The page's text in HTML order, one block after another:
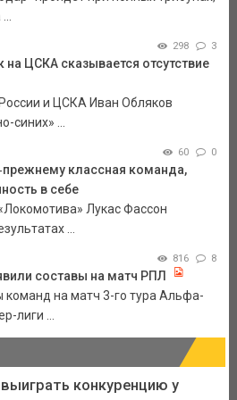
298 3
на ЦСКА сказывается отсутствие
и ЦСКА Иван Обляков
синих» ...
60 0
классная команда,
в себе
Лукас Фассон
...
816 8
составы на матч РПЛ
команд на матч 3-го тура Альфа-
лиги ...
конкуренцию у